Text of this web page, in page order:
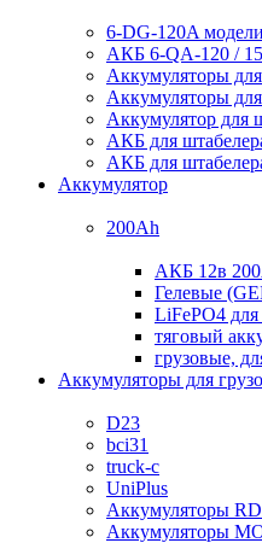
6-DG-120A
АКБ 6-QA-120 /
Аккумуляторы
Аккумуляторы
Аккумулятор для
АКБ для
АКБ для
Аккумулятор
200Ah
АКБ 12в
Гелевые
LiFePO4
тяговый
грузовые,
Аккумуляторы для
D23
bci31
truck-c
UniPlus
Аккумуляторы
Аккумуляторы